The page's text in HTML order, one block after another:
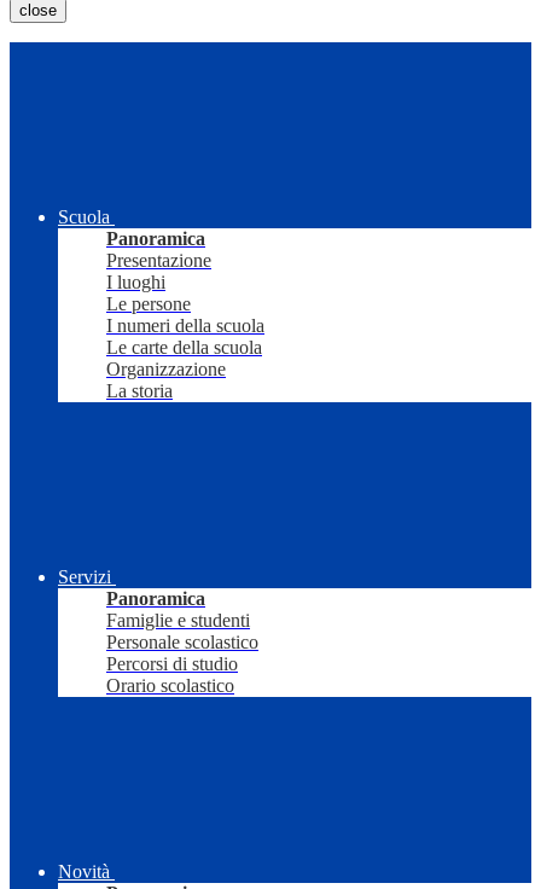
close
Scuola
Panoramica
Presentazione
I luoghi
Le persone
I numeri della scuola
Le carte della scuola
Organizzazione
La storia
Servizi
Panoramica
Famiglie e studenti
Personale scolastico
Percorsi di studio
Orario scolastico
Novità